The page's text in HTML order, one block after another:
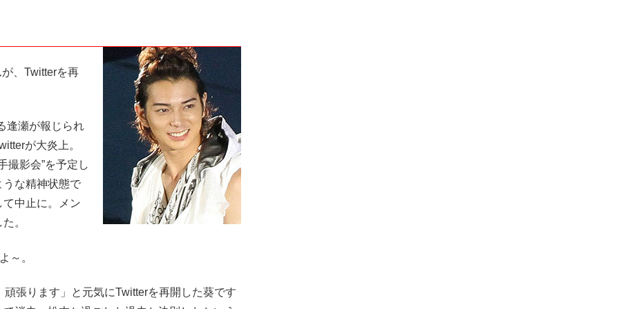
、Twitterを再
瀬が報じられ
が大炎上。
撮影会”を予定し
な精神状態で
中止に。メン
。
～。
張ります」と元気にTwitterを再開した葵です